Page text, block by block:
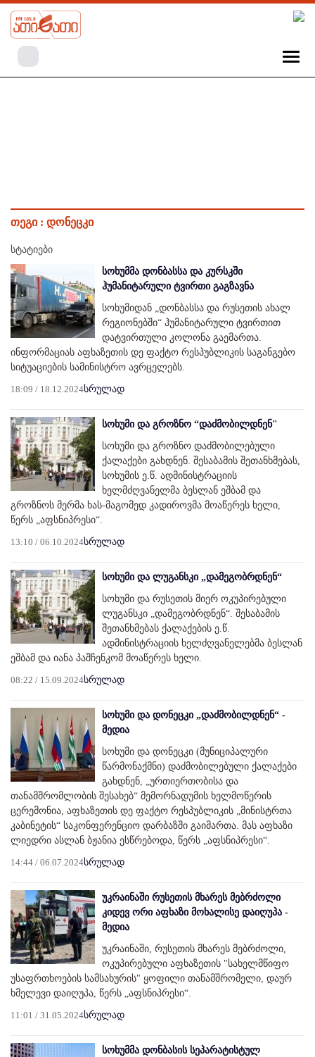
თეგი : დონეცკი
სტატიები
სოხუმმა დონბასსა და კურსკში
ჰუმანიტარული ტვირთი გაგზავნა
სოხუმიდან „დონბასსა და რუსეთის ახალ
რეგიონებში“ ჰუმანიტარული ტვირთით
დატვირთული კოლონა გაემართა.
ინფორმაციას აფხაზეთის დე ფაქტო რესპუბლიკის საგანგებო
სიტუაციების სამინისტრო ავრცელებს.
18:09 / 18.12.2024სრულად
სოხუმი და გროზნო “დაძმობილდნენ"
სოხუმი და გროზნო დაძმობილებული
ქალაქები გახდნენ. შესაბამის შეთანხმებას,
სოხუმის ე.წ. ადმინისტრაციის
ხელმძღვანელმა ბესლან ეშბამ და
გროზნოს მერმა ხას-მაგომედ კადიროვმა მოაწერეს ხელი,
წერს „აფსნიპრესი“.
13:10 / 06.10.2024სრულად
სოხუმი და ლუგანსკი „დამეგობრდნენ“
სოხუმი და რუსეთის მიერ ოკუპირებული
ლუგანსკი „დამეგობრდნენ“. შესაბამის
შეთანხმებას ქალაქების ე.წ.
ადმინისტრაციის ხელძღვანელებმა ბესლან
ეშბამ და იანა პაშჩენკომ მოაწერეს ხელი.
08:22 / 15.09.2024სრულად
სოხუმი და დონეცკი „დაძმობილდნენ“ -
მედია
სოხუმი და დონეცკი (მუნიციპალური
წარმონაქმნი) დაძმობილებული ქალაქები
გახდნენ, „ურთიერთობისა და
თანამშრომლობის შესახებ“ მემორნადუმის ხელმოწერის
ცერემონია, აფხაზეთის დე ფაქტო რესპუბლიკის „მინისტრთა
კაბინეტის“ საკონფერენციო დარბაზში გაიმართა. მას აფხაზი
ლიედრი ასლან ბჟანია ესწრებოდა, წერს „აფსნიპრესი“.
14:44 / 06.07.2024სრულად
უკრაინაში რუსეთის მხარეს მებრძოლი
კიდევ ორი აფხაზი მოხალისე დაიღუპა -
მედია
უკრაინაში, რუსეთის მხარეს მებრძოლი,
ოკუპირებული აფხაზეთის "სახელმწიფო
უსაფრთხოების სამსახურის" ყოფილი თანამშრომელი, დაურ
ხმელევი დაიღუპა, წერს „აფსნიპრესი“.
11:01 / 31.05.2024სრულად
სოხუმმა დონბასის სეპარატისტულ